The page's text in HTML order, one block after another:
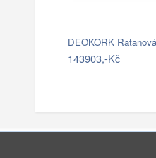
DEOKORK
143903,-Kč